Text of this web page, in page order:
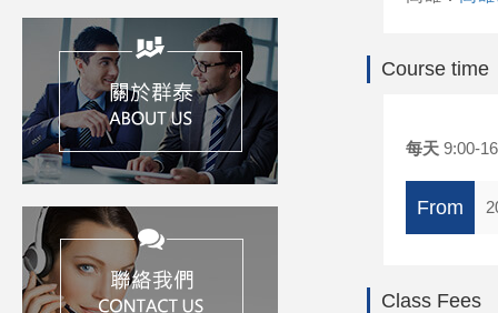
Course time
每天 9:00-
From
Class Fees